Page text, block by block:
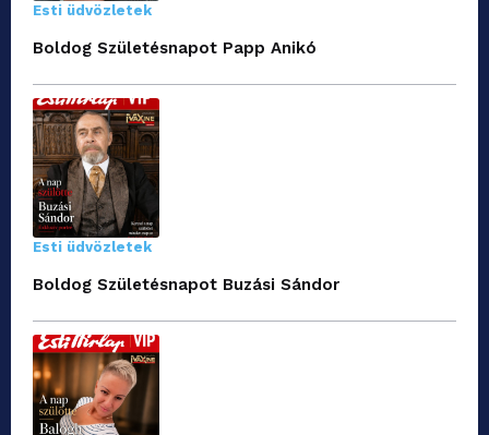
Esti üdvözletek
Boldog Születésnapot Papp Anikó
Esti üdvözletek
Boldog Születésnapot Buzási Sándor